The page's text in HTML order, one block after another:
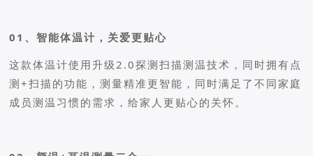
01、智能体温计，关爱更贴心
这款体温计使用升级2.0探测扫描测温技术，同时拥有点
测+扫描的功能，测量精准更智能，同时满足了不同家庭
成员测温习惯的需求，给家人更贴心的关怀。